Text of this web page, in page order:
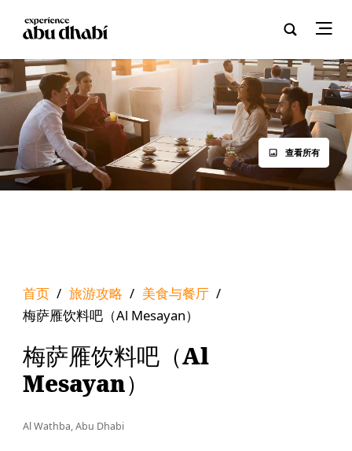
查看所有
首页 / 旅游攻略 / 美食与餐厅 /
梅萨雁饮料吧（Al Mesayan）
梅萨雁饮料吧（Al
Mesayan）
Al Wathba, Abu Dhabi